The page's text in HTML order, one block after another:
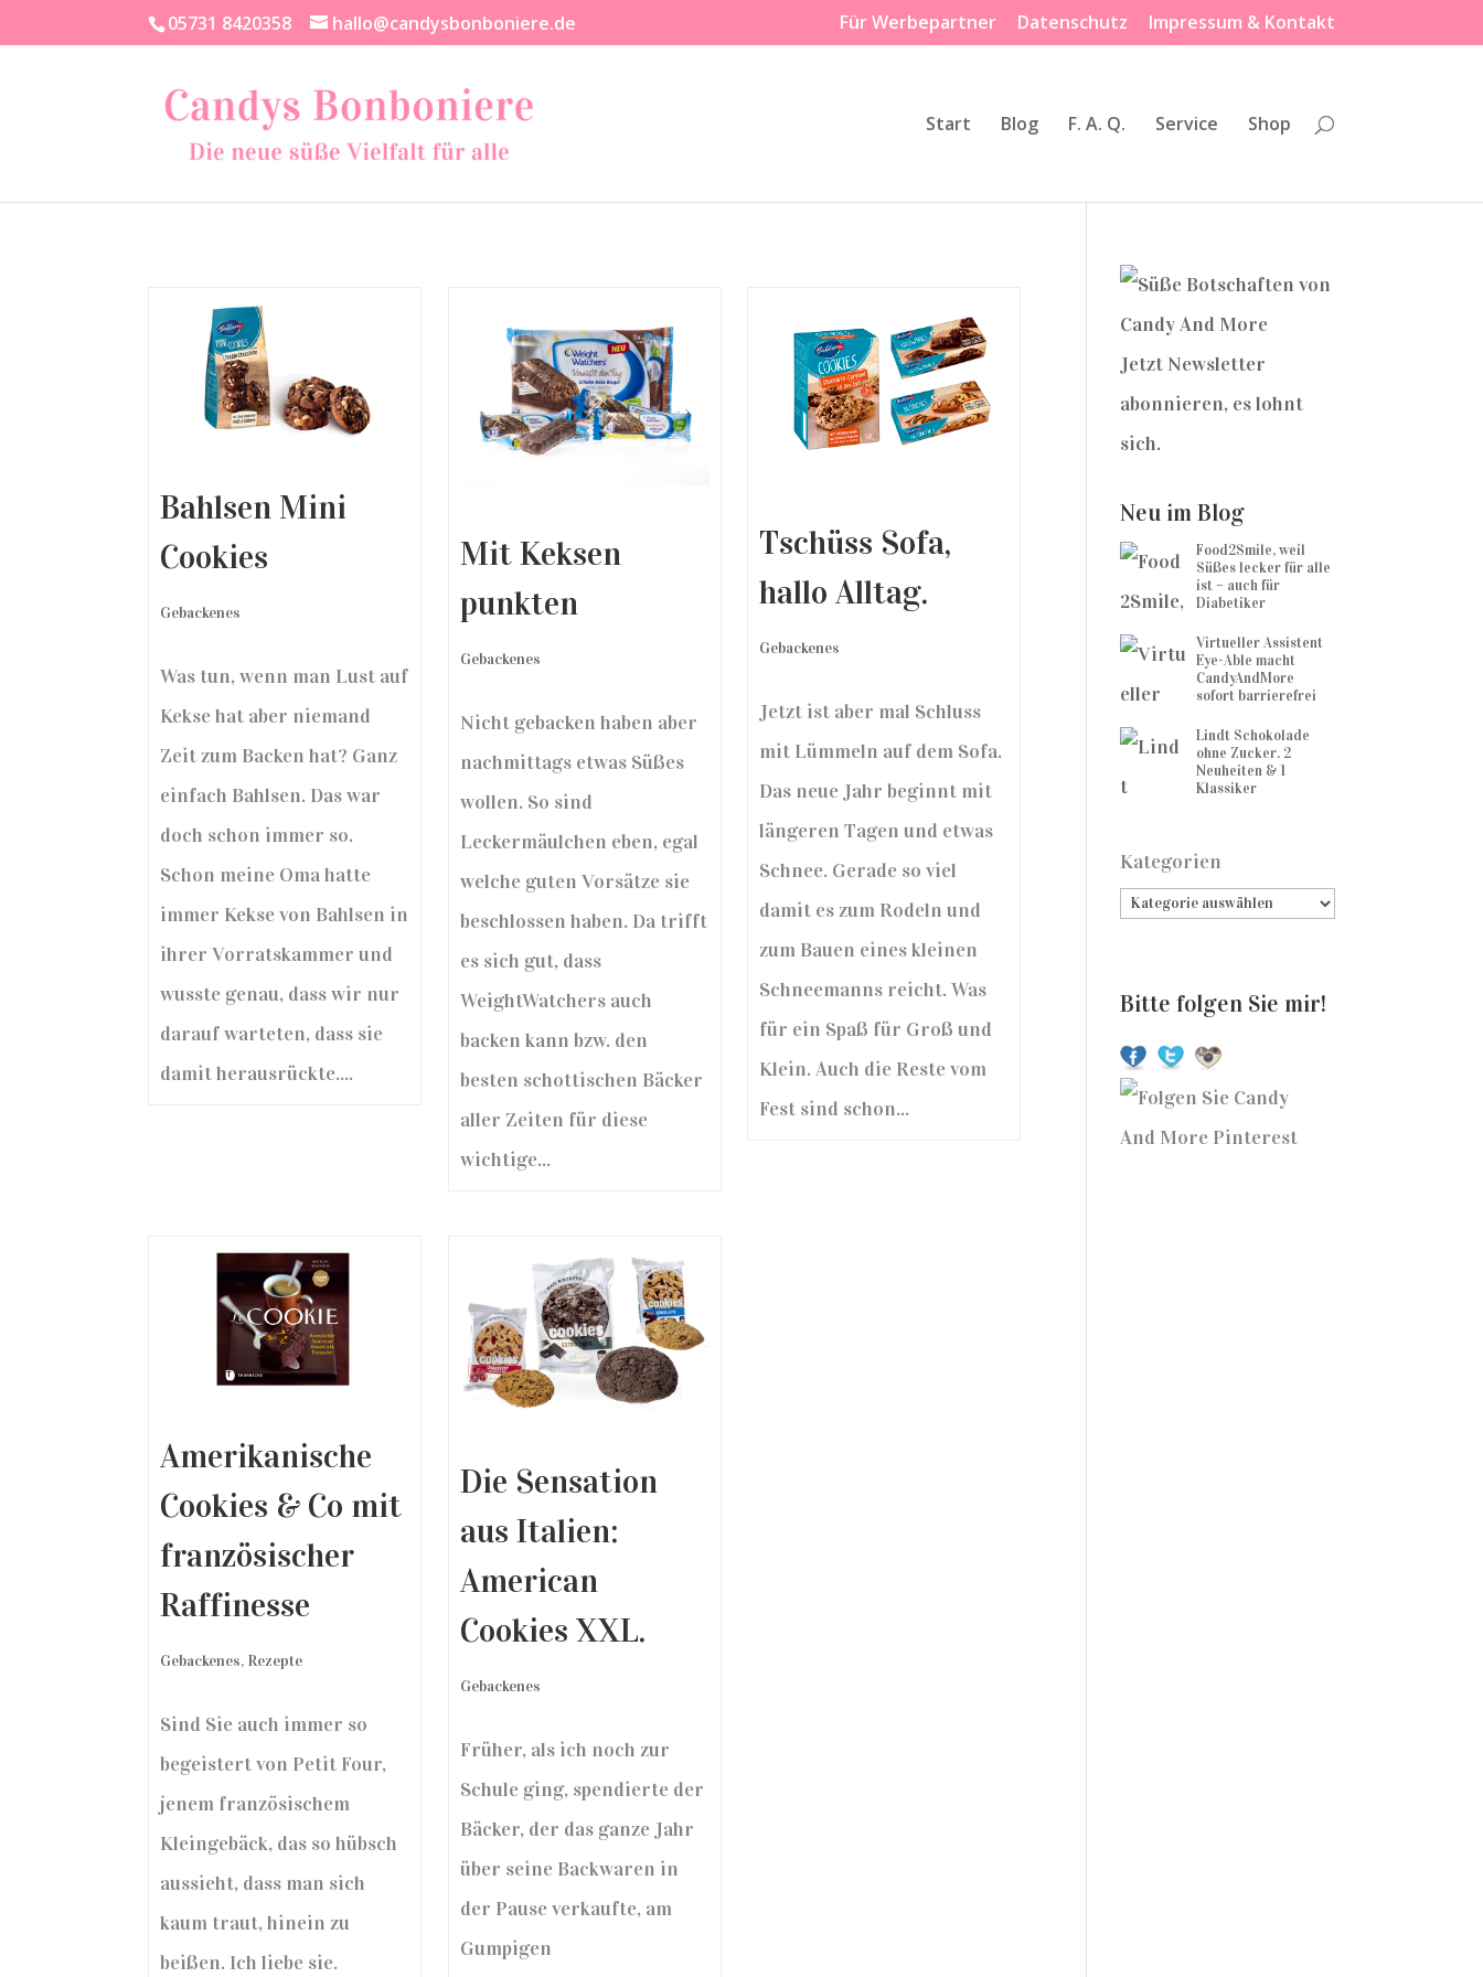
05731 8420358 hallo@candysbonboniere.de Für Werbepartner Datenschutz Impressum & Kontakt
Start Blog F. A. Q. Service Shop
Bahlsen Mini
Cookies
Gebackenes
Was tun, wenn man Lust auf
Kekse hat aber niemand
Zeit zum Backen hat? Ganz
einfach Bahlsen. Das war
doch schon immer so.
Schon meine Oma hatte
immer Kekse von Bahlsen in
ihrer Vorratskammer und
wusste genau, dass wir nur
darauf warteten, dass sie
damit herausrückte....
Mit Keksen
punkten
Gebackenes
Nicht gebacken haben aber
nachmittags etwas Süßes
wollen. So sind
Leckermäulchen eben, egal
welche guten Vorsätze sie
beschlossen haben. Da trifft
es sich gut, dass
WeightWatchers auch
backen kann bzw. den
besten schottischen Bäcker
aller Zeiten für diese
wichtige...
Tschüss Sofa,
hallo Alltag.
Gebackenes
Jetzt ist aber mal Schluss
mit Lümmeln auf dem Sofa.
Das neue Jahr beginnt mit
längeren Tagen und etwas
Schnee. Gerade so viel
damit es zum Rodeln und
zum Bauen eines kleinen
Schneemanns reicht. Was
für ein Spaß für Groß und
Klein. Auch die Reste vom
Fest sind schon...
Amerikanische
Cookies & Co mit
französischer
Raffinesse
Gebackenes, Rezepte
Sind Sie auch immer so
begeistert von Petit Four,
jenem französischem
Kleingebäck, das so hübsch
aussieht, dass man sich
kaum traut, hinein zu
beißen. Ich liebe sie.
Die Sensation
aus Italien:
American
Cookies XXL.
Gebackenes
Früher, als ich noch zur
Schule ging, spendierte der
Bäcker, der das ganze Jahr
über seine Backwaren in
der Pause verkaufte, am
Gumpigen
Jetzt Newsletter
abonnieren, es lohnt
sich.
Neu im Blog
Food2Smile, weil
Süßes lecker für alle
ist – auch für
Diabetiker
Virtueller Assistent
Eye-Able macht
CandyAndMore
sofort barrierefrei
Lindt Schokolade
ohne Zucker. 2
Neuheiten & 1
Klassiker
Kategorien
Bitte folgen Sie mir!